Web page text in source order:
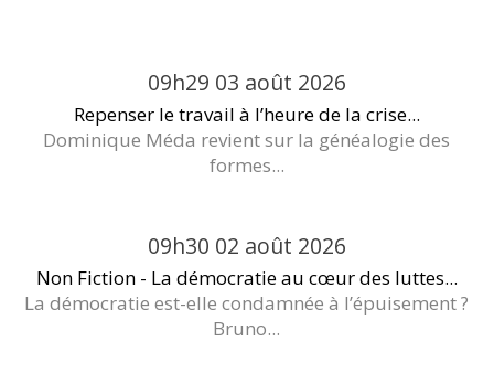
09h29 03 août 2026
Repenser le travail à l’heure de la crise...
Dominique Méda revient sur la généalogie des
formes...
09h30 02 août 2026
Non Fiction - La démocratie au cœur des luttes...
La démocratie est-elle condamnée à l’épuisement ?
Bruno...